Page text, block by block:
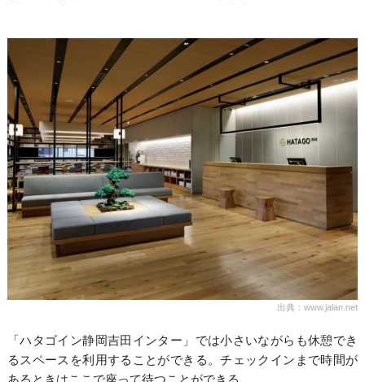
出典：www.jalan.net
「ハタゴイン静岡吉田インター」では小さいながらも休憩でき
るスペースを利用することができる。チェックインまで時間が